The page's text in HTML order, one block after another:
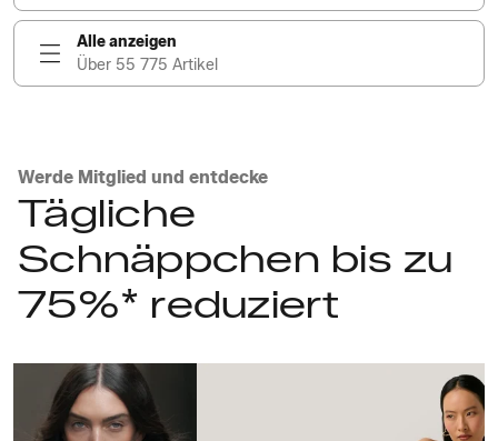
Alle anzeigen
Über 55 775 Artikel
Werde Mitglied und entdecke
Tägliche
Schnäppchen bis zu
75%* reduziert